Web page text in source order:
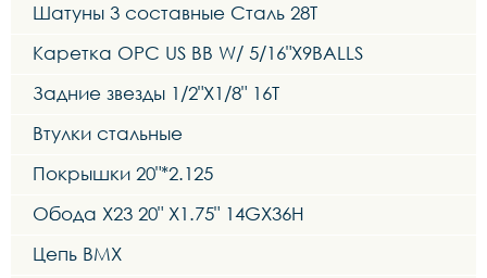
Шатуны 3 составные Сталь 28T
Каретка OPC US BB W/ 5/16"X9BALLS
Задние звезды 1/2"X1/8" 16T
Втулки стальные
Покрышки 20"*2.125
Обода X23 20" X1.75" 14GX36H
Цепь BMX